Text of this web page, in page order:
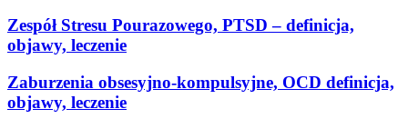
Zespół Stresu Pourazowego, PTSD – definicja,
objawy, leczenie
Zaburzenia obsesyjno-kompulsyjne, OCD definicja,
objawy, leczenie